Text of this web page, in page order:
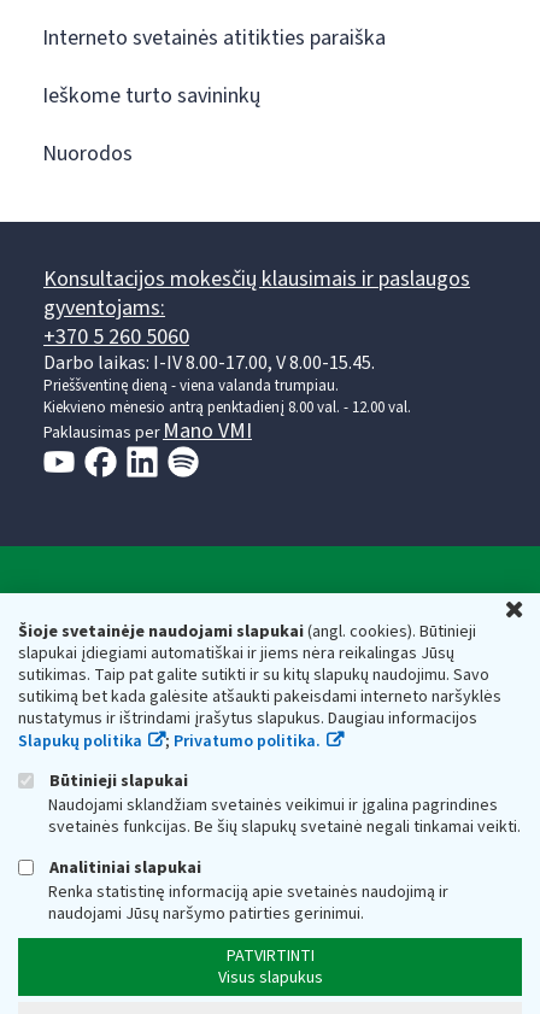
Šioje svetainėje naudojami slapukai(angl. cookies). Būtinieji
slapukai įdiegiami automatiškai ir jiems nėra reikalingas Jūsų
sutikimas. Taip pat galite sutikti ir su kitų slapukų naudojimu. Savo
sutikimą bet kada galėsite atšaukti pakeisdami interneto naršyklės
nustatymus ir ištrindami įrašytus slapukus. Daugiau informacijos
Slapukų politika
; Privatumo politika.
Būtinieji slapukai
Naudojami sklandžiam svetainės veikimui ir įgalina pagrindines
svetainės funkcijas. Be šių slapukų svetainė negali tinkamai veikti.
Analitiniai slapukai
Renka statistinę informaciją apie svetainės naudojimą ir
naudojami Jūsų naršymo patirties gerinimui.
PATVIRTINTI
Visus slapukus
Interneto svetainės atitikties paraiška
Ieškome turto savininkų
Nuorodos
Konsultacijos mokesčių klausimais ir paslaugos
gyventojams:
+370 5 260 5060
Darbo laikas: I-IV 8.00-17.00, V 8.00-15.45.
Prieššventinę dieną - viena valanda trumpiau.
Kiekvieno mėnesio antrą penktadienį 8.00 val. - 12.00 val.
Paklausimas per Mano VMI
Respublikos finansų ministerijos
Biudžetinė įstaiga. Juridinio asmens kodas — 188659752,
adresas: Vasario 16-osios g. 14, 01107 Vilnius, Lietuva, el.paštas:
vmi@vmi.lt, E. pristatymo dėžutės adresas 188659752
Duomenys apie Valstybinę mokesčių inspekciją prie Lietuvos
Respublikos finansų ministerijos kaupiami ir saugomi Juridinių